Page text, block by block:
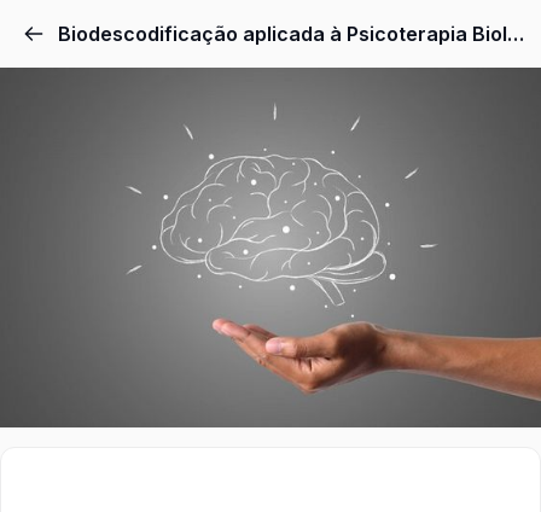
Biodescodificação aplicada à Psicoterapia Biológica